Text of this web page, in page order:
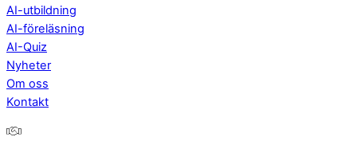
AI-utbildning
AI-föreläsning
AI-Quiz
Nyheter
Om oss
Kontakt